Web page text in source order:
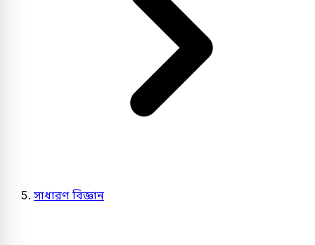
সাধারণ বিজ্ঞান